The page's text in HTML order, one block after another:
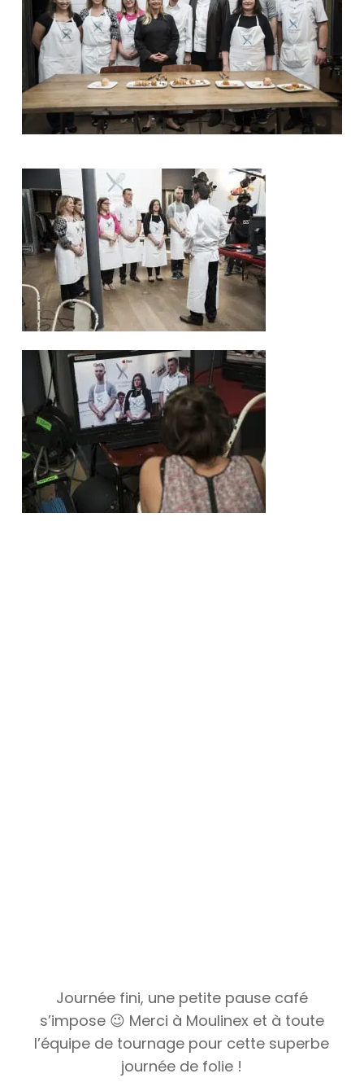
Journée fini, une petite pause café
s’impose 😉 Merci à Moulinex et à toute
l’équipe de tournage pour cette superbe
journée de folie !